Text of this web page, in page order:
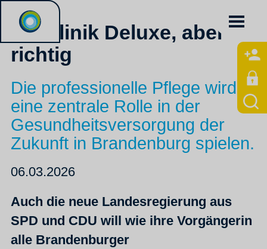
Poliklinik Deluxe, aber
richtig
Die professionelle Pflege wird
eine zentrale Rolle in der
Gesundheitsversorgung der
Zukunft in Brandenburg spielen.
06.03.2026
Auch die neue Landesregierung aus
SPD und CDU will wie ihre Vorgängerin
alle Brandenburger